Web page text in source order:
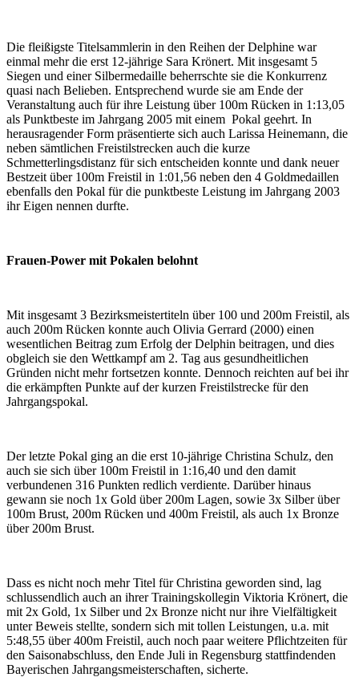
Die fleißigste Titelsammlerin in den Reihen der Delphine war
einmal mehr die erst 12-jährige Sara Krönert. Mit insgesamt 5
Siegen und einer Silbermedaille beherrschte sie die Konkurrenz
quasi nach Belieben. Entsprechend wurde sie am Ende der
Veranstaltung auch für ihre Leistung über 100m Rücken in 1:13,05
als Punktbeste im Jahrgang 2005 mit einem Pokal geehrt. In
herausragender Form präsentierte sich auch Larissa Heinemann, die
neben sämtlichen Freistilstrecken auch die kurze
Schmetterlingsdistanz für sich entscheiden konnte und dank neuer
Bestzeit über 100m Freistil in 1:01,56 neben den 4 Goldmedaillen
ebenfalls den Pokal für die punktbeste Leistung im Jahrgang 2003
ihr Eigen nennen durfte.
Frauen-Power mit Pokalen belohnt
Mit insgesamt 3 Bezirksmeistertiteln über 100 und 200m Freistil, als
auch 200m Rücken konnte auch Olivia Gerrard (2000) einen
wesentlichen Beitrag zum Erfolg der Delphin beitragen, und dies
obgleich sie den Wettkampf am 2. Tag aus gesundheitlichen
Gründen nicht mehr fortsetzen konnte. Dennoch reichten auf bei ihr
die erkämpften Punkte auf der kurzen Freistilstrecke für den
Jahrgangspokal.
Der letzte Pokal ging an die erst 10-jährige Christina Schulz, den
auch sie sich über 100m Freistil in 1:16,40 und den damit
verbundenen 316 Punkten redlich verdiente. Darüber hinaus
gewann sie noch 1x Gold über 200m Lagen, sowie 3x Silber über
100m Brust, 200m Rücken und 400m Freistil, als auch 1x Bronze
über 200m Brust.
Dass es nicht noch mehr Titel für Christina geworden sind, lag
schlussendlich auch an ihrer Trainingskollegin Viktoria Krönert, die
mit 2x Gold, 1x Silber und 2x Bronze nicht nur ihre Vielfältigkeit
unter Beweis stellte, sondern sich mit tollen Leistungen, u.a. mit
5:48,55 über 400m Freistil, auch noch paar weitere Pflichtzeiten für
den Saisonabschluss, den Ende Juli in Regensburg stattfindenden
Bayerischen Jahrgangsmeisterschaften, sicherte.